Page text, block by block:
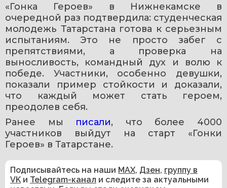
«Гонка Героев» в Нижнекамске в
очередной раз подтвердила: студенческая
молодежь Татарстана готова к серьезным
испытаниям. Это не просто забег с
препятствиями, а проверка на
выносливость, командный дух и волю к
победе. Участники, особенно девушки,
показали пример стойкости и доказали,
что каждый может стать героем,
преодолев себя.
Ранее мы писали, что более 4000
участников выйдут на старт «Гонки
Героев» в Татарстане.
Подписывайтесь на наши MAX, Дзен, группу в
VK и Telegram-канал и следите за актуальными